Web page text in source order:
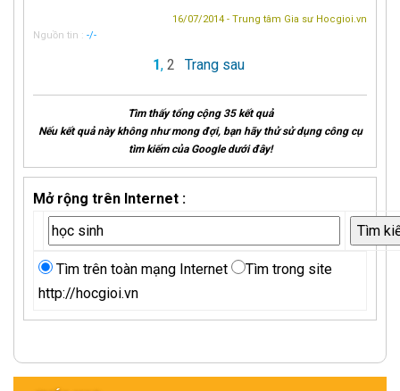
16/07/2014 - Trung tâm Gia sư Hocgioi.vn
Nguồn tin : -/-
1, 2 Trang sau
Tìm thấy tổng cộng 35 kết quả
Nếu kết quả này không như mong đợi, bạn hãy thử sử dụng công cụ
tìm kiếm của Google dưới đây!
Mở rộng trên Internet :
Tìm trên toàn mạng Internet
Tìm trong site
http://hocgioi.vn